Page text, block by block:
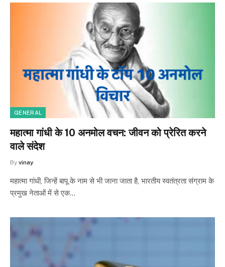
GENERAL
महात्मा गांधी के 10 अनमोल वचन: जीवन को प्रेरित करने
वाले संदेश
By vinay
महात्मा गांधी, जिन्हें बापू के नाम से भी जाना जाता है, भारतीय स्वतंत्रता संग्राम के
प्रमुख नेताओं में से एक…